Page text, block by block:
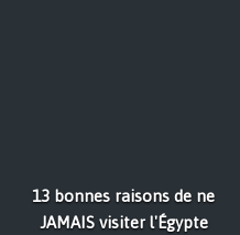
13 bonnes raisons de ne
JAMAIS visiter l'Égypte